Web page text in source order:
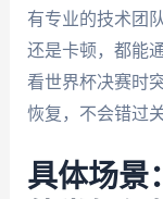
有专业的技术团
还是卡顿，都能
看世界杯决赛时
恢复，不会错过
具体场景